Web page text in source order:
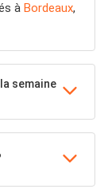
à Bordeaux,
semaine